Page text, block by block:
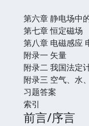
第六章 静电场中
第七章 恒定磁场
第八章 电磁感应
附录一 矢量
附录二 我国法定
附录三 空气、水
习题答案
索引
前言/序言